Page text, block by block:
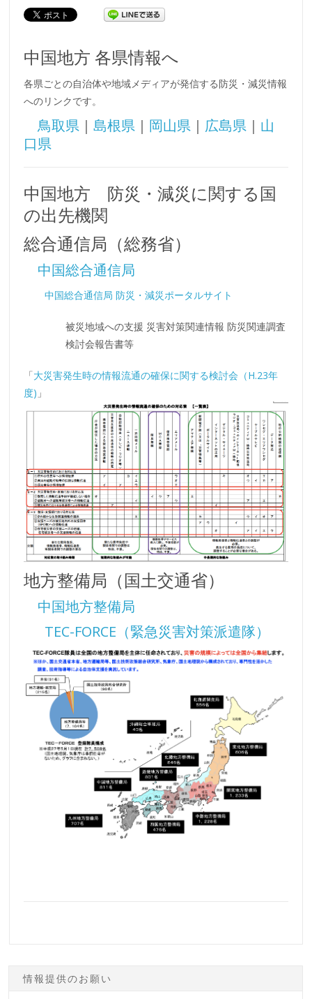
中国地方 各県情報へ
各県ごとの自治体や地域メディアが発信する防災・減災情報
へのリンクです。
鳥取県 ｜島根県 ｜ 岡山県 ｜ 広島県 ｜ 山
口県
中国地方 防災・減災に関する国
の出先機関
総合通信局（総務省）
中国総合通信局
中国総合通信局 防災・減災ポータルサイト
被災地域への支援 災害対策関連情報 防災関連調査
検討会報告書等
「大災害発生時の情報流通の確保に関する検討会（H.23年
度) 」
地方整備局（国土交通省）
中国地方整備局
TEC-FORCE（緊急災害対策派遣隊）
情報提供のお願い